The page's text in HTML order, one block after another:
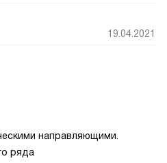
19.04.2021
направляющими.
ряда